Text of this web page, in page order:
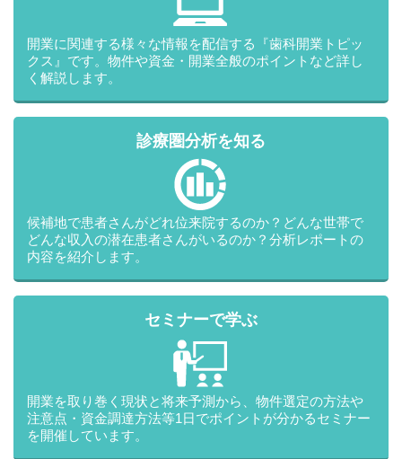
2.(2)法人その他の団体に関する情報に含まれる当該法人その他の
団体の役員及び株主に関する情報であって、かつ、法令に基づき
又は本人若しくは当該法人その他の団体自らによって公開又は公
2.(3)特定した利用目的の達成に必要な範囲内において、個人情報
の取扱いの全部又は一部を委託するとき。
2.(4)合弁その他の事由による事業の承継に伴って個人情報を提供
する場合であって、承継前の利用目的の範囲内で当該個人情報を
取扱う時。
2.(5)個人情報を特定の者との間で共同して利用する場合であっ
て、次に示す事項又はそれと同等以上の内容の事項を、あらかじ
め、本人に通知し、又は本人が容易に知り得る状態に置いている
・共同して利用される個人情報の項目
・共同して利用する者の範囲
・共同して利用する者の利用目的
・共同して利用する個人情報の管理について責任を有する者の氏
名又は名称
・取得方法
開業に関連する様々な情報を配信する『歯科開業トピッ
クス』です。物件や資金・開業全般のポイントなど詳し
く解説します。
診療圏分析を知る
候補地で患者さんがどれ位来院するのか？どんな世帯で
どんな収入の潜在患者さんがいるのか？分析レポートの
内容を紹介します。
セミナーで学ぶ
開業を取り巻く現状と将来予測から、物件選定の方法や
注意点・資金調達方法等1日でポイントが分かるセミナー
を開催しています。